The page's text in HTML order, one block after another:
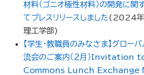
材料（ゴニオ極性材料）の開発に関
てプレスリリースしました ( 2024
理工学部)
【学生・教職員のみなさま】グロー
流会のご案内（２月）Invitation
Commons Lunch Exchange